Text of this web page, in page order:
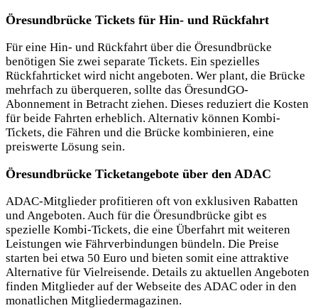
Öresundbrücke Tickets für Hin- und Rückfahrt
Für eine Hin- und Rückfahrt über die Öresundbrücke
benötigen Sie zwei separate Tickets. Ein spezielles
Rückfahrticket wird nicht angeboten. Wer plant, die Brücke
mehrfach zu überqueren, sollte das ÖresundGO-
Abonnement in Betracht ziehen. Dieses reduziert die Kosten
für beide Fahrten erheblich. Alternativ können Kombi-
Tickets, die Fähren und die Brücke kombinieren, eine
preiswerte Lösung sein.
Öresundbrücke Ticketangebote über den ADAC
ADAC-Mitglieder profitieren oft von exklusiven Rabatten
und Angeboten. Auch für die Öresundbrücke gibt es
spezielle Kombi-Tickets, die eine Überfahrt mit weiteren
Leistungen wie Fährverbindungen bündeln. Die Preise
starten bei etwa 50 Euro und bieten somit eine attraktive
Alternative für Vielreisende. Details zu aktuellen Angeboten
finden Mitglieder auf der Webseite des ADAC oder in den
monatlichen Mitgliedermagazinen.